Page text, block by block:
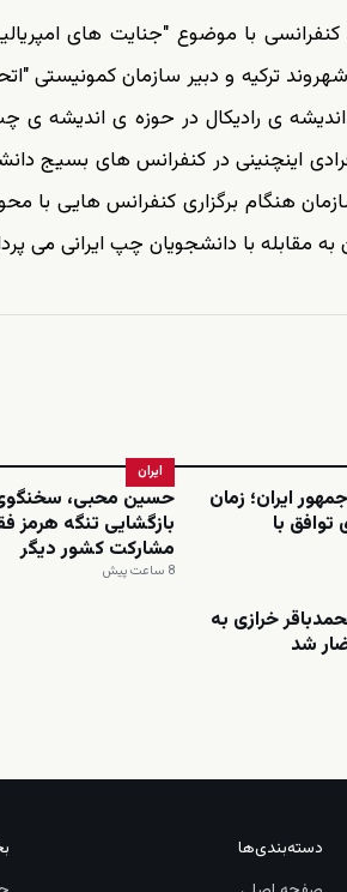
با موضوع "جنایت های
ترکیه و دبیر سازمان کمونیستی
ی رادیکال در حوزه ی اندیشه
اینچنینی در کنفرانس های بسیج
هنگام برگزاری کنفرانس هایی با
مقابله با دانشجویان چپ ایرانی می
ایران؛ زمان
با
ایران
حسین محبی، سخنگوی
بازگشایی تنگه هرمز
مشارکت کشور دیگر
8 ساعت پیش
خرازی به
شد
دسته‌بندی‌ها